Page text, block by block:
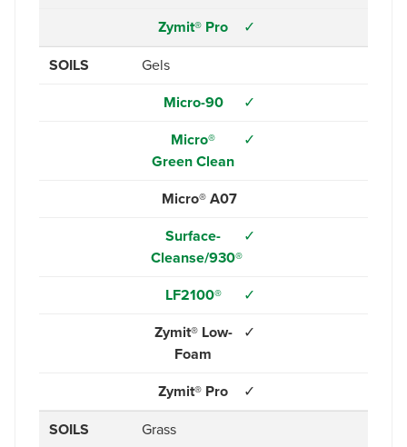
Zymit® Pro ✓
SOILS Gels
Micro-90 ✓
Micro®
Green Clean
✓
Micro® A07
Surface-
Cleanse/930®
✓
LF2100® ✓
Zymit® Low-
Foam
✓
Zymit® Pro ✓
SOILS Grass